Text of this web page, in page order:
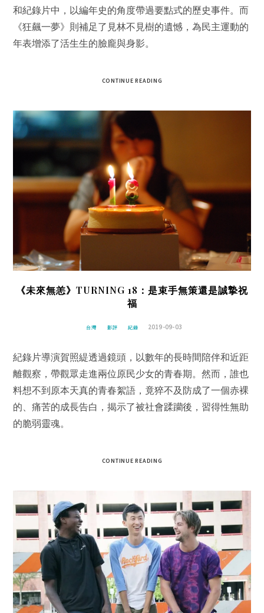
和紀錄片中，以編年史的角度帶過要點式的歷史事件。而
《狂飆一夢》則補足了見林不見樹的遺憾，為民主運動的
年表增添了活生生的臉龐與身影。
CONTINUE READING
《未來無恙》TURNING 18：是束手無策還是誠摯祝
福
台灣 影評 紀錄 2019-09-03
紀錄片導演賀照緹透過鏡頭，以數年的長時間陪伴和近距
離觀察，帶觀眾走進兩位原民少女的青春期。然而，誰也
料想不到原本天真的青春絮語，竟猝不及防成了一個赤裸
的、痛苦的成長告白，揭示了被社會蹂躪後，習得性無助
的脆弱靈魂。
CONTINUE READING